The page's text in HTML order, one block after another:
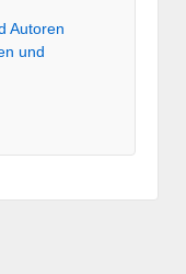
Autoren
und